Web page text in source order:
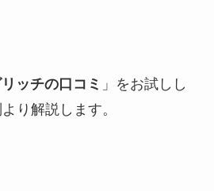
ッチの口コミ 」をお試しし
り解説します。